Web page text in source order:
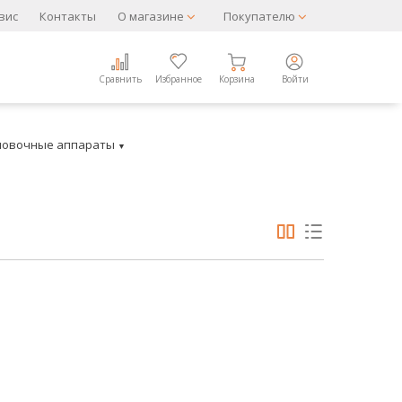
Контакты О магазине Покупателю
Сравнить Избранное Корзина Войти
аппараты ▼